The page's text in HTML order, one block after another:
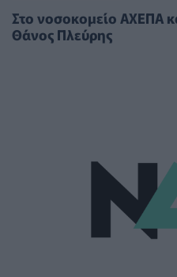
Στο νοσοκομείο ΑΧΕΠΑ
Θάνος Πλεύρης